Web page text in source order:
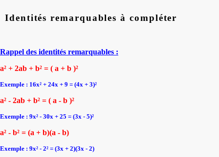
Identités remarquables à compléter
Rappel des identités remarquables :
a² + 2ab + b² = ( a + b )²
Exemple : 16x² + 24x + 9 = (4x + 3)²
a² - 2ab + b² = ( a - b )²
Exemple : 9x² - 30x + 25 = (3x - 5)²
a² - b² = (a + b)(a - b)
Exemple : 9x² - 2² = (3x + 2)(3x - 2)